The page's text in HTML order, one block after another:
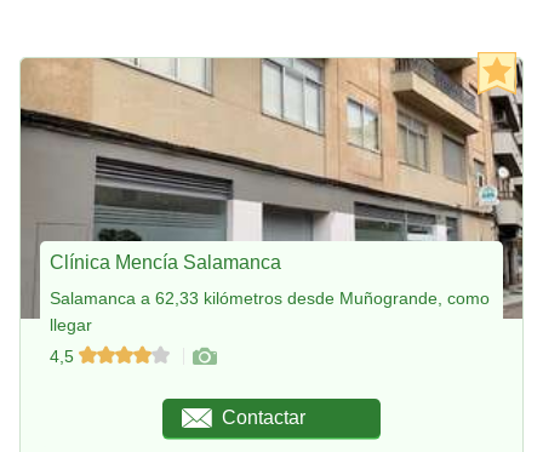
Clínica Mencía Salamanca
Salamanca a 62,33 kilómetros desde Muñogrande, como
llegar
4,5
Contactar